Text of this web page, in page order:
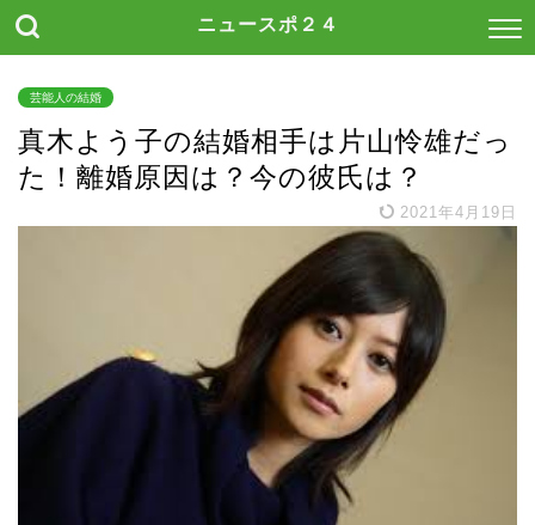
ニュースポ２４
芸能人の結婚
真木よう子の結婚相手は片山怜雄だっ
た！離婚原因は？今の彼氏は？
2021年4月19日